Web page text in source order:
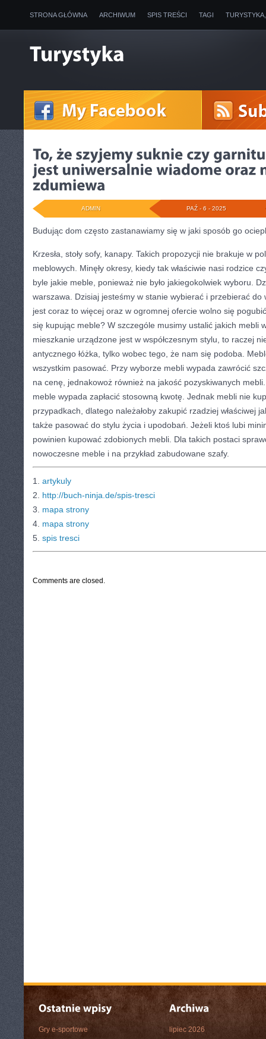
STRONA GŁÓWNA ARCHIWUM SPIS TREŚCI TAGI
PAŹ - 6 - 2025
ADMIN
Budując dom często zastanawiamy się w jaki sposób go
Krzesła, stoły sofy, kanapy. Takich propozycji nie brakuje w
meblowych. Minęły okresy, kiedy tak właściwie nasi rodzice
byle jakie meble, ponieważ nie było jakiegokolwiek wyboru.
warszawa. Dzisiaj jesteśmy w stanie wybierać i przebierać do
jest coraz to więcej oraz w ogromnej ofercie wolno się
się kupując meble? W szczególe musimy ustalić jakich mebli
mieszkanie urządzone jest w współczesnym stylu, to raczej
antycznego łóżka, tylko wobec tego, że nam się podoba.
wszystkim pasować. Przy wyborze mebli wypada zawrócić
na cenę, jednakowoż również na jakość pozyskiwanych
meble wypada zapłacić stosowną kwotę. Jednak mebli nie
przypadkach, dlatego należałoby zakupić rzadziej właściwej
także pasować do stylu życia i upodobań. Jeżeli ktoś lubi
powinien kupować zdobionych mebli. Dla takich postaci
nowoczesne meble i na przykład zabudowane szafy.
1. artykuly
2. http://buch-ninja.de/spis-tresci
3. mapa strony
4. mapa strony
5. spis tresci
Comments are closed.
Gry e-sportowe
lipiec 2026